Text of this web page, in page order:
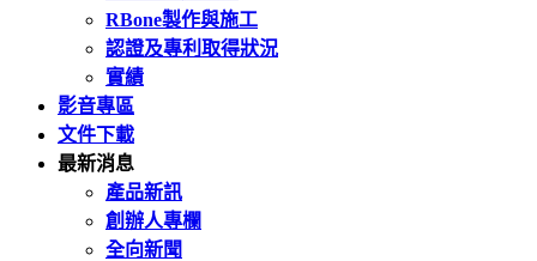
RBone製作與施工
認證及專利取得狀況
實績
影音專區
文件下載
最新消息
產品新訊
創辦人專欄
全向新聞